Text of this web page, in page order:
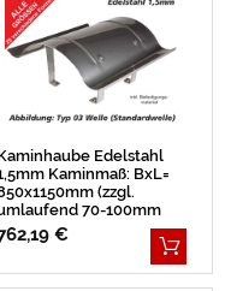
Edelstahl
Kaminmaß: BxL=
(zzgl.
70-100mm
€